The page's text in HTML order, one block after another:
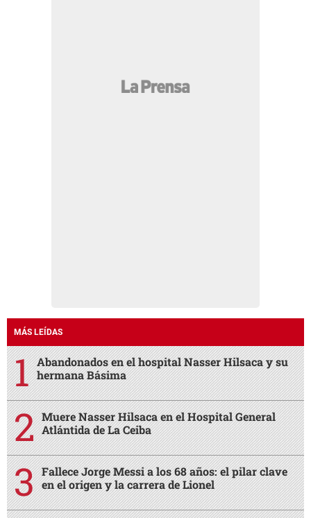
MÁS LEÍDAS
Abandonados en el hospital Nasser Hilsaca y su
hermana Básima
Muere Nasser Hilsaca en el Hospital General
Atlántida de La Ceiba
Fallece Jorge Messi a los 68 años: el pilar clave
en el origen y la carrera de Lionel